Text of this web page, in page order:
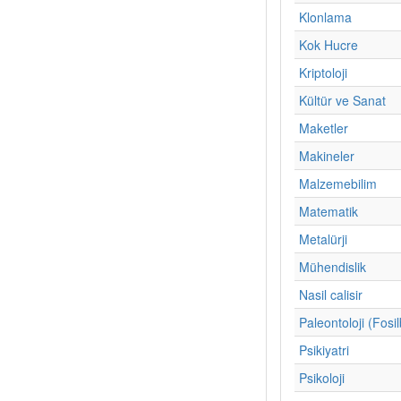
Klonlama
Kok Hucre
Kriptoloji
Kültür ve Sanat
Maketler
Makineler
Malzemebilim
Matematik
Metalürji
Mühendislik
Nasil calisir
Paleontoloji
Psikiyatri
Psikoloji